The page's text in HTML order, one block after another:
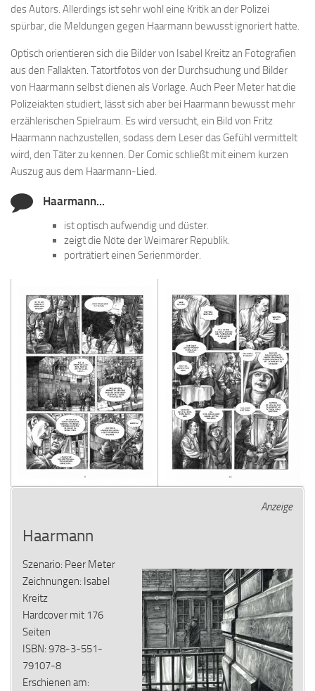
des Autors. Allerdings ist sehr wohl eine Kritik an der Polizei
spürbar, die Meldungen gegen Haarmann bewusst ignoriert hatte.
Optisch orientieren sich die Bilder von Isabel Kreitz an Fotografien
aus den Fallakten. Tatortfotos von der Durchsuchung und Bilder
von Haarmann selbst dienen als Vorlage. Auch Peer Meter hat die
Polizeiakten studiert, lässt sich aber bei Haarmann bewusst mehr
erzählerischen Spielraum. Es wird versucht, ein Bild von Fritz
Haarmann nachzustellen, sodass dem Leser das Gefühl vermittelt
wird, den Täter zu kennen. Der Comic schließt mit einem kurzen
Auszug aus dem Haarmann-Lied.
Haarmann...
ist optisch aufwendig und düster.
zeigt die Nöte der Weimarer Republik.
porträtiert einen Serienmörder.
Anzeige
Haarmann
Szenario: Peer Meter
Zeichnungen: Isabel
Kreitz
Hardcover mit 176
Seiten
ISBN: 978-3-551-
79107-8
Erschienen am: